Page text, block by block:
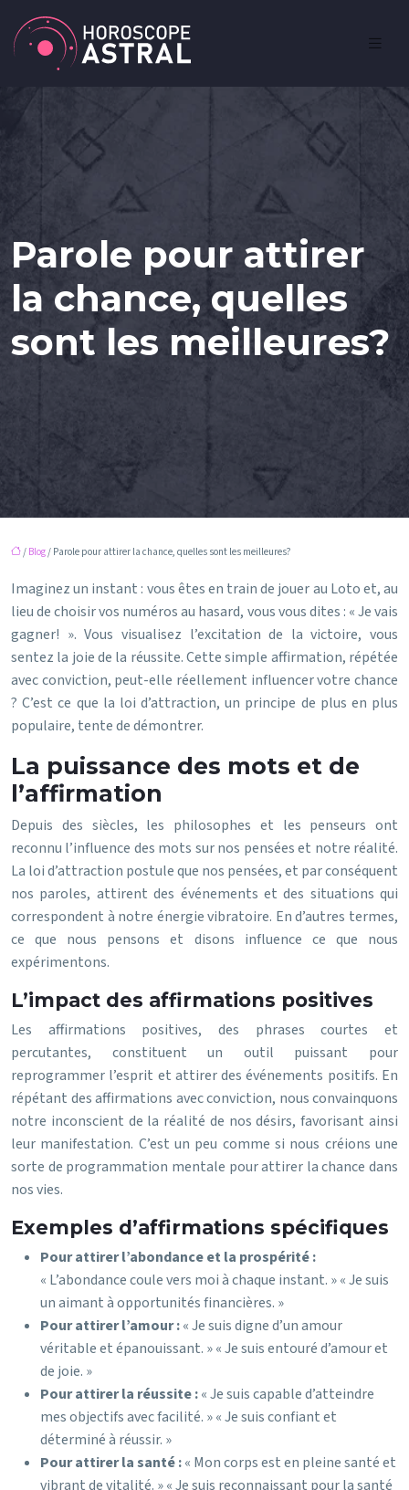
Parole pour attirer
la chance, quelles
sont les meilleures?
/ Blog/ Parole pour attirer la chance, quelles sont les meilleures?
Imaginez un instant : vous êtes en train de jouer au Loto et, au
lieu de choisir vos numéros au hasard, vous vous dites : « Je vais
gagner! ». Vous visualisez l’excitation de la victoire, vous
sentez la joie de la réussite. Cette simple affirmation, répétée
avec conviction, peut-elle réellement influencer votre chance
? C’est ce que la loi d’attraction, un principe de plus en plus
populaire, tente de démontrer.
La puissance des mots et de
l’affirmation
Depuis des siècles, les philosophes et les penseurs ont
reconnu l’influence des mots sur nos pensées et notre réalité.
La loi d’attraction postule que nos pensées, et par conséquent
nos paroles, attirent des événements et des situations qui
correspondent à notre énergie vibratoire. En d’autres termes,
ce que nous pensons et disons influence ce que nous
expérimentons.
L’impact des affirmations positives
Les affirmations positives, des phrases courtes et
percutantes, constituent un outil puissant pour
reprogrammer l’esprit et attirer des événements positifs. En
répétant des affirmations avec conviction, nous convainquons
notre inconscient de la réalité de nos désirs, favorisant ainsi
leur manifestation. C’est un peu comme si nous créions une
sorte de programmation mentale pour attirer la chance dans
nos vies.
Exemples d’affirmations spécifiques
Pour attirer l’abondance et la prospérité :
« L’abondance coule vers moi à chaque instant. » « Je suis
un aimant à opportunités financières. »
Pour attirer l’amour :« Je suis digne d’un amour
véritable et épanouissant. » « Je suis entouré d’amour et
de joie. »
Pour attirer la réussite :« Je suis capable d’atteindre
mes objectifs avec facilité. » « Je suis confiant et
déterminé à réussir. »
Pour attirer la santé :« Mon corps est en pleine santé et
vibrant de vitalité. » « Je suis reconnaissant pour la santé